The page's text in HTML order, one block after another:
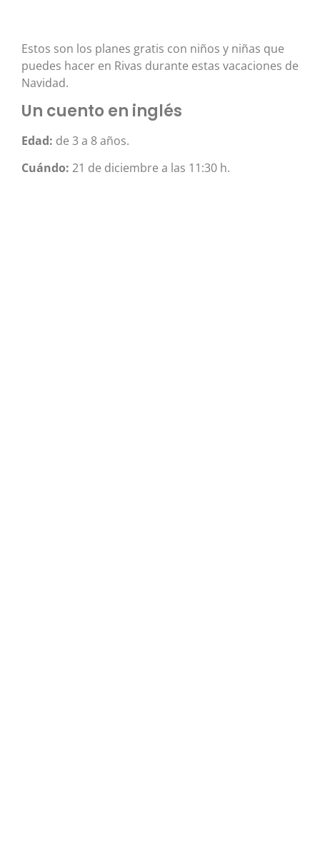
Estos son los planes gratis con niños y niñas que
puedes hacer en Rivas durante estas vacaciones de
Navidad.
Un cuento en inglés
Edad: de 3 a 8 años.
Cuándo: 21 de diciembre a las 11:30 h.